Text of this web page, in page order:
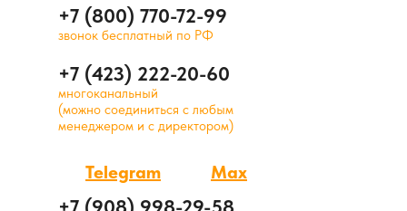
+7 (800) 770-72-99
+7 (423) 222-20-60
звонок бесплатный по РФ
многоканальный
(можно соединиться с любым
менеджером и с директором)
Telegram Max